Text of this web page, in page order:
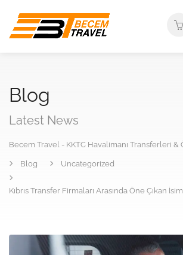
Blog
Latest News
Becem Travel - KKTC Havalimanı Transferleri &
Blog Uncategorized
Kıbrıs Transfer Firmaları Arasında Öne Çıkan